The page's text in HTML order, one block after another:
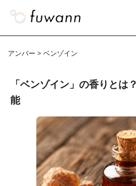
アンバー > ベンゾイン
「ベンゾイン」の香りとは
能